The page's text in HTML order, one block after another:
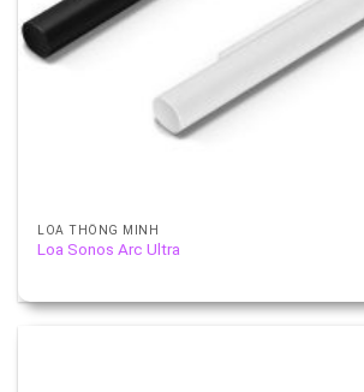
LOA THÔNG MINH
Loa Sonos Arc Ultra